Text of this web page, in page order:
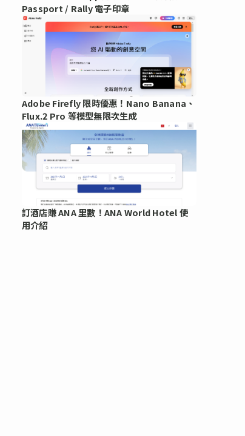
Passport / Rally 電子印章
Adobe Firefly 限時優惠！Nano Banana、
Flux.2 Pro 等模型無限次生成
訂酒店賺 ANA 里數！ANA World Hotel 使
用介紹